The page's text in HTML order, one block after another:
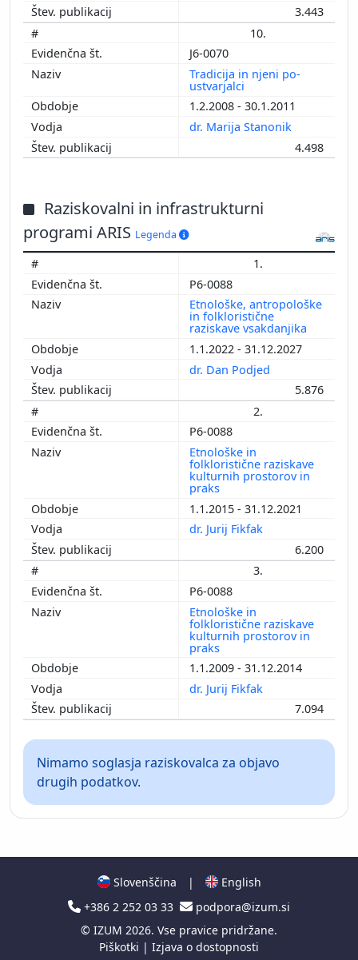
3.443
10.
J6-0070
Tradicija in njeni po-
ustvarjalci
1.2.2008 - 30.1.2011
dr. Marija Stanonik
4.498
Raziskovalni in infrastrukturni
programi ARIS Legenda
1.
P6-0088
Etnološke, antropološke
in folkloristične
raziskave vsakdanjika
1.1.2022 - 31.12.2027
dr. Dan Podjed
5.876
2.
P6-0088
Etnološke in
folkloristične raziskave
kulturnih prostorov in
praks
1.1.2015 - 31.12.2021
dr. Jurij Fikfak
6.200
3.
P6-0088
Etnološke in
folkloristične raziskave
kulturnih prostorov in
praks
1.1.2009 - 31.12.2014
dr. Jurij Fikfak
7.094
Nimamo soglasja raziskovalca za objavo
drugih podatkov.
Slovenščina |
English
+386 2 252 03 33
podpora@izum.si
© IZUM 2026. Vse pravice pridržane.
Piškotki | Izjava o dostopnosti